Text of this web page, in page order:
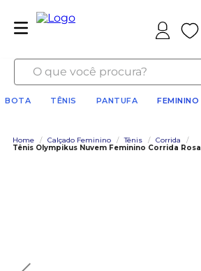
O que você procura?
BOTA TÊNIS PANTUFA FEMININO
Home / Calçado Feminino / Tênis / Corrida
/
Tênis Olympikus Nuvem Feminino Corrida Rosa